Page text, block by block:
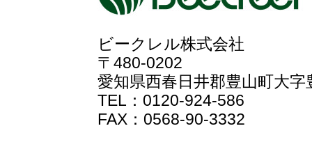
ビークレル株式会社
〒480-0202
愛知県西春日井郡豊山町大字
TEL：0120-924-586
FAX：0568-90-3332